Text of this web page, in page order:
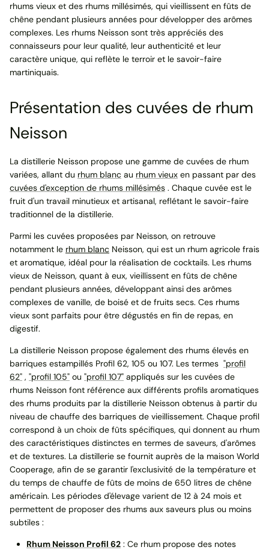
rhums vieux et des rhums millésimés, qui vieillissent en fûts de
chêne pendant plusieurs années pour développer des arômes
complexes. Les rhums Neisson sont très appréciés des
connaisseurs pour leur qualité, leur authenticité et leur
caractère unique, qui reflète le terroir et le savoir-faire
martiniquais.
Présentation des cuvées de rhum
Neisson
La distillerie Neisson propose une gamme de cuvées de rhum
variées, allant du rhum blanc au rhum vieux en passant par des
cuvées d'exception de rhums millésimés . Chaque cuvée est le
fruit d'un travail minutieux et artisanal, reflétant le savoir-faire
traditionnel de la distillerie.
Parmi les cuvées proposées par Neisson, on retrouve
notamment le rhum blanc Neisson, qui est un rhum agricole frais
et aromatique, idéal pour la réalisation de cocktails. Les rhums
vieux de Neisson, quant à eux, vieillissent en fûts de chêne
pendant plusieurs années, développant ainsi des arômes
complexes de vanille, de boisé et de fruits secs. Ces rhums
vieux sont parfaits pour être dégustés en fin de repas, en
digestif.
La distillerie Neisson propose également des rhums élevés en
barriques estampillés Profil 62, 105 ou 107. Les termes "profil
62" , "profil 105" ou "profil 107" appliqués sur les cuvées de
rhums Neisson font référence aux différents profils aromatiques
des rhums produits par la distillerie Neisson obtenus à partir du
niveau de chauffe des barriques de vieillissement. Chaque profil
correspond à un choix de fûts spécifiques, qui donnent au rhum
des caractéristiques distinctes en termes de saveurs, d'arômes
et de textures. La distillerie se fournit auprès de la maison World
Cooperage, afin de se garantir l'exclusivité de la température et
du temps de chauffe de fûts de moins de 650 litres de chêne
américain. Les périodes d'élevage varient de 12 à 24 mois et
permettent de proposer des rhums aux saveurs plus ou moins
subtiles :
Rhum Neisson Profil 62 : Ce rhum propose des notes